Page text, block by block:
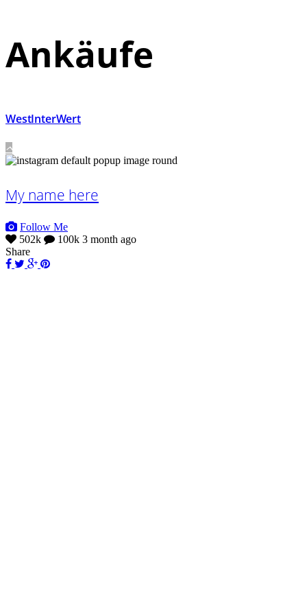
Ankäufe
WestInterWert
My name here
Follow Me
502k
100k 3 month ago
Share